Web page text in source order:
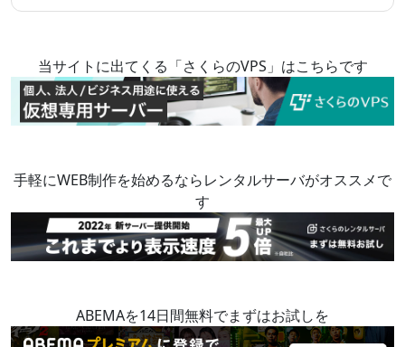
当サイトに出てくる「さくらのVPS」はこちらです
手軽にWEB制作を始めるならレンタルサーバがオススメで
す
ABEMAを14日間無料でまずはお試しを